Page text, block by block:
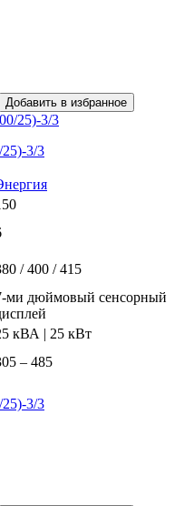
Добавить в избранное
3/3
/ 400 / 415
ми дюймовый сенсорный
кВА | 25 кВт
– 485
3/3